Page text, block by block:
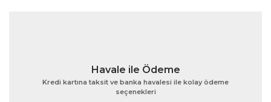
Havale ile Ödeme
Kredi kartına taksit ve banka havalesi ile kolay ödeme
seçenekleri